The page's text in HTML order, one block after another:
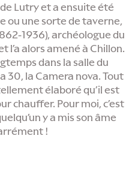
Lutry et a ensuite été
ou une sorte de taverne,
1936), archéologue du
l’a alors amené à Chillon.
dans la salle du
30, la Camera nova. Tout
élaboré qu’il est
chauffer. Pour moi, c’est
y a mis son âme
!